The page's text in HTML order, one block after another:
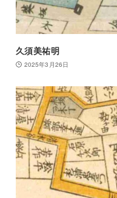
久須美祐明
2025年3月26日